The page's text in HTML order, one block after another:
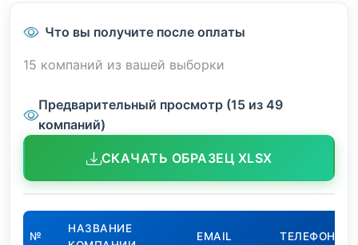
Что вы получите после оплаты
15 компаний из вашей выборки
Предварительный просмотр (15 из 49
компаний)
СКАЧАТЬ ОБРАЗЕЦ XLSX
№
НАЗВАНИЕ
EMAIL ТЕЛЕФОН